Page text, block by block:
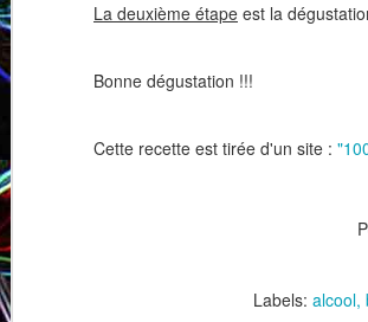
La deuxième étape est la
Bonne dégustation !!!
Cette recette est tirée d'un site :
Labels: alcool
Tapenade verte aux amandes